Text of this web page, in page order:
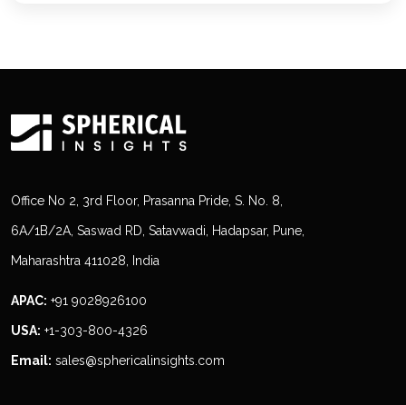
Office No 2, 3rd Floor, Prasanna Pride, S. No. 8,
6A/1B/2A, Saswad RD, Satavwadi, Hadapsar, Pune,
Maharashtra 411028, India
APAC: +91 9028926100
USA: +1-303-800-4326
Email: sales@sphericalinsights.com